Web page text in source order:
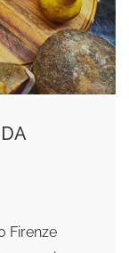
Firenze